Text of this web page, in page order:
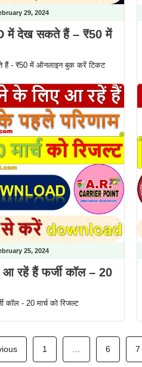
29, 2024
में देख सकते हैं – ₹50 में
हैं - ₹50 में ऑनलाइन बुक करें टिकट
25, 2024
रहें हैं फर्जी कॉल – 20
- 20 मार्च को रिजल्ट
1 … 6 7